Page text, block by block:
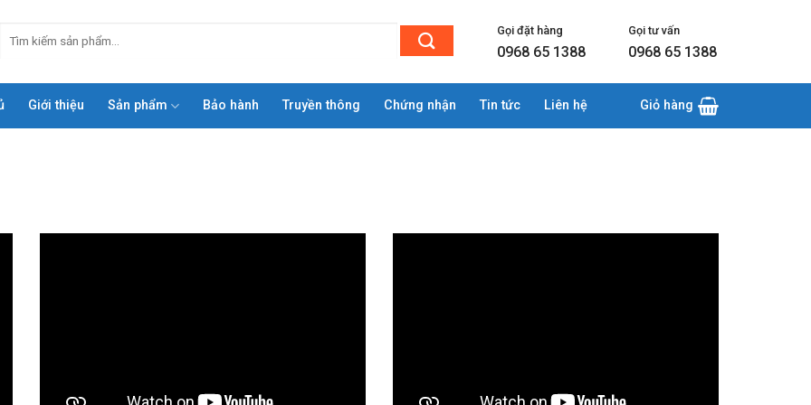
Gọi đặt hàng
0968 65 1388
Gọi tư vấn
0968 65 1388
Giới thiệu Sản phẩm Bảo hành Truyền thông Chứng nhận Tin tức Liên hệ Giỏ hàng